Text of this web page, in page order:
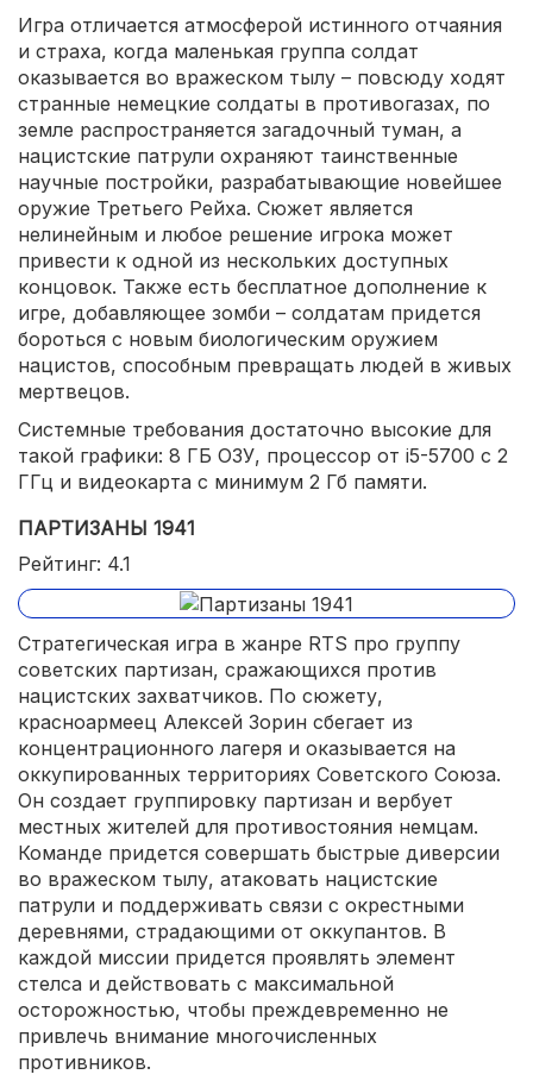
Игра отличается атмосферой истинного отчаяния
и страха, когда маленькая группа солдат
оказывается во вражеском тылу – повсюду ходят
странные немецкие солдаты в противогазах, по
земле распространяется загадочный туман, а
нацистские патрули охраняют таинственные
научные постройки, разрабатывающие новейшее
оружие Третьего Рейха. Сюжет является
нелинейным и любое решение игрока может
привести к одной из нескольких доступных
концовок. Также есть бесплатное дополнение к
игре, добавляющее зомби – солдатам придется
бороться с новым биологическим оружием
нацистов, способным превращать людей в живых
мертвецов.
Системные требования достаточно высокие для
такой графики: 8 ГБ ОЗУ, процессор от i5-5700 с 2
ГГц и видеокарта с минимум 2 Гб памяти.
ПАРТИЗАНЫ 1941
Рейтинг: 4.1
Стратегическая игра в жанре RTS про группу
советских партизан, сражающихся против
нацистских захватчиков. По сюжету,
красноармеец Алексей Зорин сбегает из
концентрационного лагеря и оказывается на
оккупированных территориях Советского Союза.
Он создает группировку партизан и вербует
местных жителей для противостояния немцам.
Команде придется совершать быстрые диверсии
во вражеском тылу, атаковать нацистские
патрули и поддерживать связи с окрестными
деревнями, страдающими от оккупантов. В
каждой миссии придется проявлять элемент
стелса и действовать с максимальной
осторожностью, чтобы преждевременно не
привлечь внимание многочисленных
противников.